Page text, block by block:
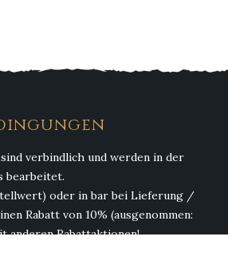
verbindlich und werden in der
bearbeitet.
oder in bar bei Lieferung /
Rabatt von 10% (ausgenommen:
anderen Rabattaktionen!